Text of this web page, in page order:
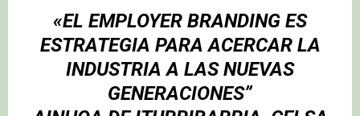
«EL EMPLOYER BRANDING ES
ESTRATEGIA PARA ACERCAR LA
INDUSTRIA A LAS NUEVAS
GENERACIONES”